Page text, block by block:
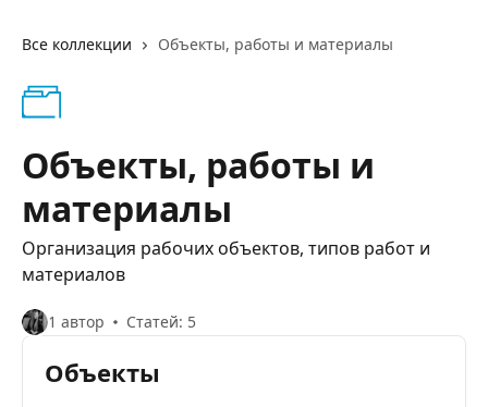
Все коллекции Объекты, работы и материалы
Объекты, работы и
материалы
Организация рабочих объектов, типов работ и
материалов
1 автор Статей: 5
Объекты